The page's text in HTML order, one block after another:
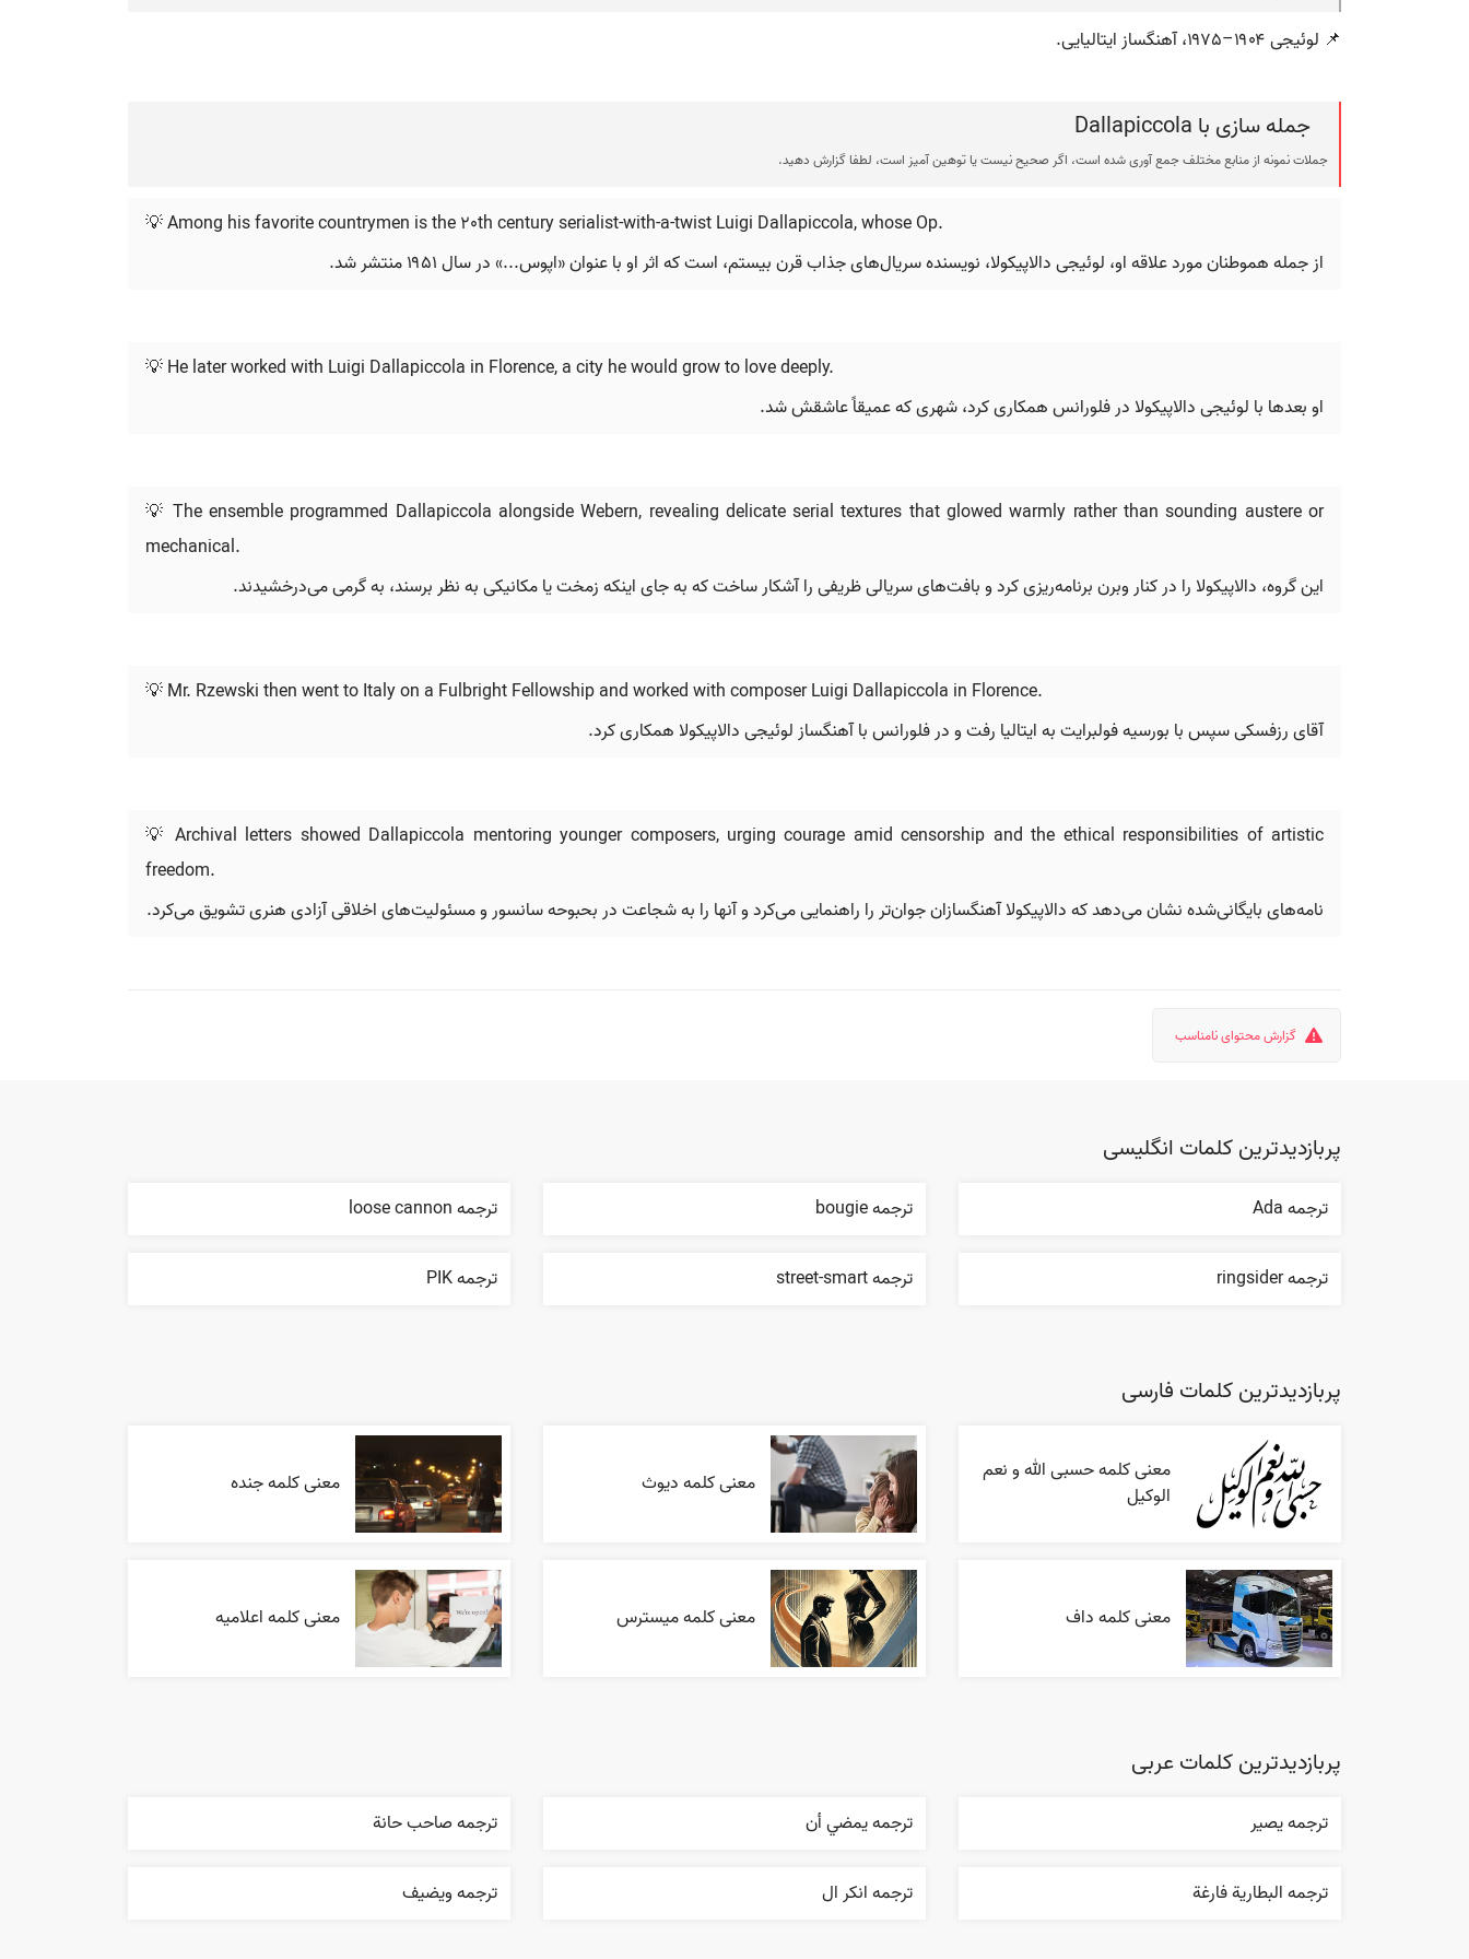
📌 لوئیجی ۱۹۰۴–۱۹۷۵، آهنگساز ایتالیایی.
جمله سازی با Dallapiccola
جملات نمونه از منابع مختلف جمع آوری شده است، اگر صحیح نیست یا توهین آمیز است، لطفا گزارش دهید.
💡 Among his favorite countrymen is the 20th century serialist-with-a-twist Luigi Dallapiccola, whose Op.
از جمله هموطنان مورد علاقه او، لوئیجی دالاپیکولا، نویسنده سریال‌های جذاب قرن بیستم، است که اثر او با عنوان «اپوس...» در سال ۱۹۵۱ منتشر شد.
💡 He later worked with Luigi Dallapiccola in Florence, a city he would grow to love deeply.
او بعدها با لوئیجی دالاپیکولا در فلورانس همکاری کرد، شهری که عمیقاً عاشقش شد.
💡 The ensemble programmed Dallapiccola alongside Webern, revealing delicate serial textures that glowed warmly rather than sounding austere or
mechanical.
این گروه، دالاپیکولا را در کنار وبرن برنامه‌ریزی کرد و بافت‌های سریالی ظریفی را آشکار ساخت که به جای اینکه زمخت یا مکانیکی به نظر برسند، به گرمی می‌درخشیدند.
💡 Mr. Rzewski then went to Italy on a Fulbright Fellowship and worked with composer Luigi Dallapiccola in Florence.
آقای رزفسکی سپس با بورسیه فولبرایت به ایتالیا رفت و در فلورانس با آهنگساز لوئیجی دالاپیکولا همکاری کرد.
💡 Archival letters showed Dallapiccola mentoring younger composers, urging courage amid censorship and the ethical responsibilities of artistic
freedom.
نامه‌های بایگانی‌شده نشان می‌دهد که دالاپیکولا آهنگسازان جوان‌تر را راهنمایی می‌کرد و آنها را به شجاعت در بحبوحه سانسور و مسئولیت‌های اخلاقی آزادی هنری تشویق می‌کرد.
گزارش محتوای نامناسب
پربازدیدترین کلمات انگلیسی
ترجمه Ada ترجمه bougie ترجمه loose cannon
ترجمه ringsider ترجمه street-smart ترجمه PIK
پربازدیدترین کلمات فارسی
معنی کلمه حسبی الله و نعم
الوکیل
معنی کلمه دیوث معنی کلمه جنده
معنی کلمه داف معنی کلمه میسترس معنی کلمه اعلاميه
پربازدیدترین کلمات عربی
ترجمه یصیر ترجمه يمضي أن ترجمه صاحب حانة
ترجمه البطارية فارغة ترجمه انکر ال ترجمه ويضيف